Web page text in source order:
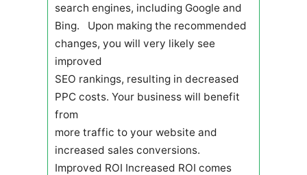
search engines, including Google and
Bing. Upon making the recommended
changes, you will very likely see
improved
SEO rankings, resulting in decreased
PPC costs. Your business will benefit
from
more traffic to your website and
increased sales conversions.
Improved ROI Increased ROI comes